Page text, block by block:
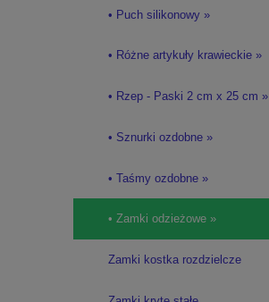
• Puch silikonowy »
• Różne artykuły krawieckie »
• Rzep - Paski 2 cm x 25 cm »
• Sznurki ozdobne »
• Taśmy ozdobne »
• Zamki odzieżowe »
Zamki kostka rozdzielcze